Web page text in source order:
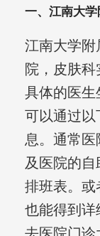
一、江南大
江南大学附
院，皮肤
具体的医生
可以通过以
息。通常
及医院的
排班表。或
也能得到详